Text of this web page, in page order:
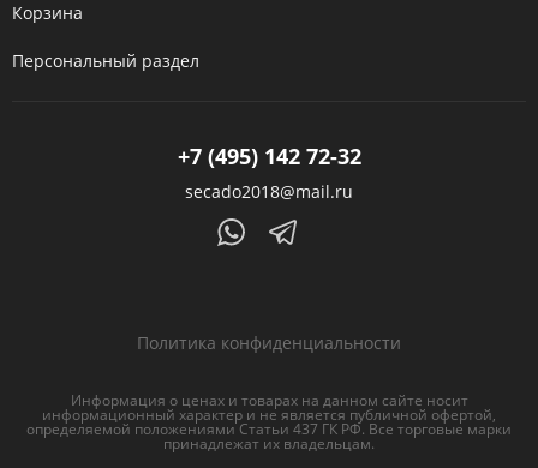
Корзина
Персональный раздел
+7 (495) 142 72-32
secado2018@mail.ru
Политика конфиденциальности
Информация о ценах и товарах на данном сайте носит
информационный характер и не является публичной офертой,
определяемой положениями Статьи 437 ГК РФ. Все торговые марки
принадлежат их владельцам.